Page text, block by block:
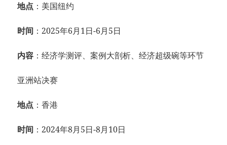
地点 ：美国纽约
时间 ：2025年6月1日-6月5日
内容 ：经济学测评、案例大剖析、经济超级碗等环节
亚洲站决赛
地点 ：香港
时间 ：2024年8月5日-8月10日